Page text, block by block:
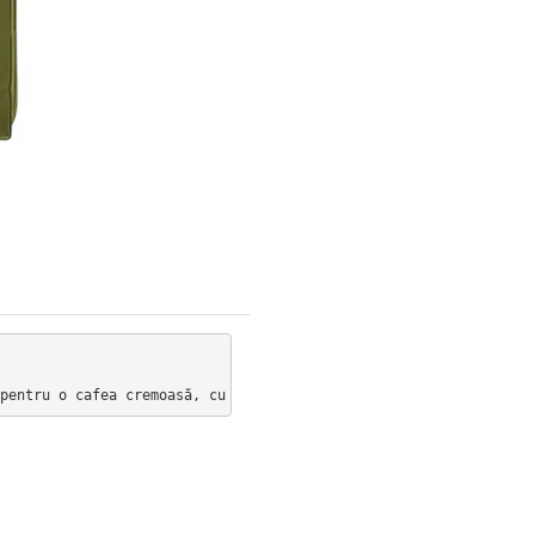
o cafea cremoasă, cu un gust bogat și viguros.